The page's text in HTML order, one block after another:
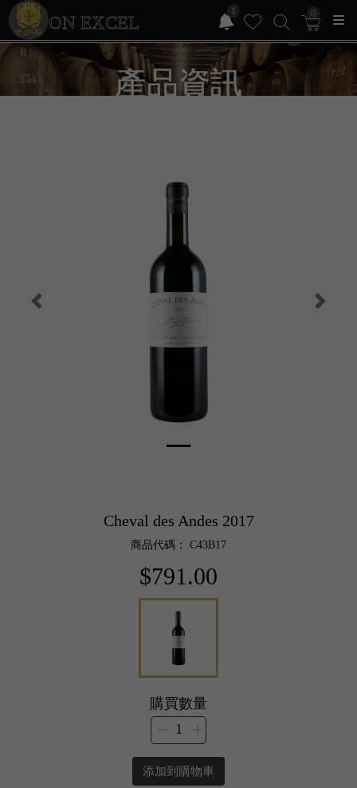
ON EXCEL
1 0
產品資訊
Cheval des Andes 2017
商品代碼： C43B17
$791.00
購買數量
添加到購物車